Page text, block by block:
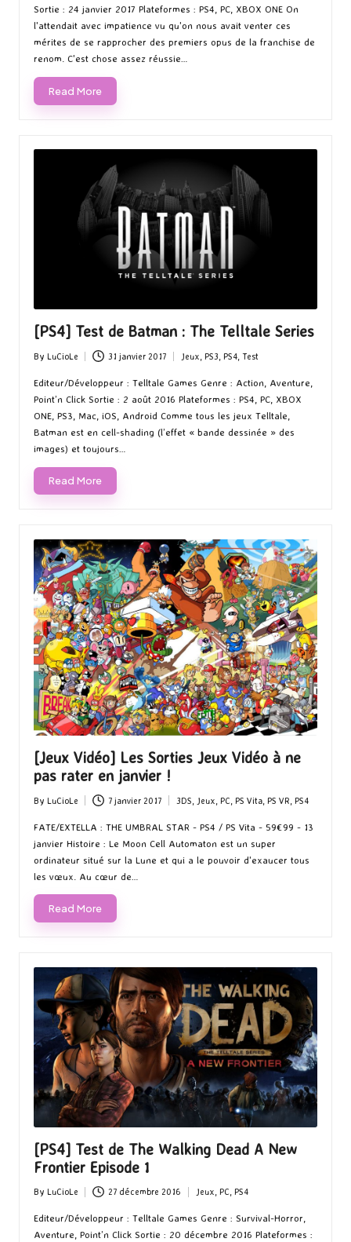
Sortie : 24 janvier 2017 Plateformes : PS4, PC, XBOX ONE On
l'attendait avec impatience vu qu'on nous avait venter ces
mérites de se rapprocher des premiers opus de la franchise de
renom. C'est chose assez réussie…
Read More
[PS4] Test de Batman : The Telltale Series
Posted
by
By LuCioLe 31 janvier 2017
Posted
Jeux, PS3, PS4, Test
Editeur/Développeur : Telltale Games Genre : Action, Aventure,
Point’n Click Sortie : 2 août 2016 Plateformes : PS4, PC, XBOX
ONE, PS3, Mac, iOS, Android Comme tous les jeux Telltale,
Batman est en cell-shading (l’effet « bande dessinée » des
images) et toujours…
Read More
[Jeux Vidéo] Les Sorties Jeux Vidéo à ne
pas rater en janvier !
Posted
by
By LuCioLe 7 janvier 2017
Posted
in
3DS, Jeux, PC, PS Vita, PS VR, PS4
FATE/EXTELLA : THE UMBRAL STAR - PS4 / PS Vita - 59€99 - 13
janvier Histoire : Le Moon Cell Automaton est un super
ordinateur situé sur la Lune et qui a le pouvoir d'exaucer tous
les vœux. Au cœur de…
Read More
[PS4] Test de The Walking Dead A New
Frontier Episode 1
Posted
by
By LuCioLe 27 décembre 2016
Posted
in
Jeux, PC, PS4
Editeur/Développeur : Telltale Games Genre : Survival-Horror,
Aventure, Point’n Click Sortie : 20 décembre 2016 Plateformes :